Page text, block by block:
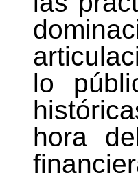
lo
hora